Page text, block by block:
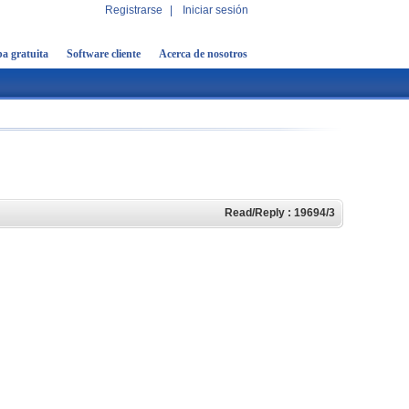
Registrarse Iniciar sesión
gratuita Software cliente Acerca de nosotros
Read/Reply : 19694/3